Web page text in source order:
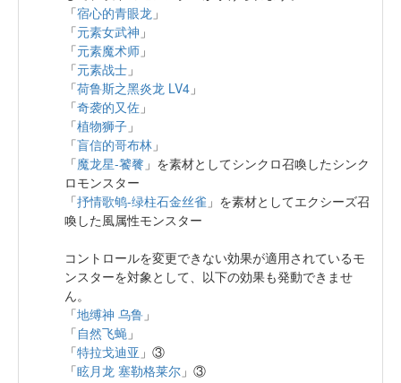
「宿心的青眼龙 」
「元素女武神 」
「元素魔术师 」
「元素战士 」
「荷鲁斯之黑炎龙 LV4 」
「奇袭的又佐 」
「植物狮子 」
「盲信的哥布林 」
「魔龙星-饕餮 」を素材としてシンクロ召喚したシンク
ロモンスター
「抒情歌鸲-绿柱石金丝雀 」を素材としてエクシーズ召
喚した風属性モンスター
コントロールを変更できない効果が適用されているモ
ンスターを対象として、以下の効果も発動できませ
ん。
「地缚神 乌鲁 」
「自然飞蝇 」
「特拉戈迪亚 」③
「眩月龙 塞勒格莱尔 」③